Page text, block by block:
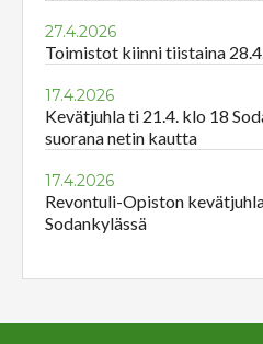
27.4.2026
Toimistot kiinni tiistaina
17.4.2026
Kevätjuhla ti 21.4. klo 18
suorana netin kautta
17.4.2026
Revontuli-Opiston
Sodankylässä